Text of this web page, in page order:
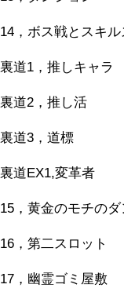
14，ボス戦とスキル
裏道1，推しキャラ
裏道2，推し活
裏道3，道標
裏道EX1,変革者
15，黄金のモチの
16，第二スロット
17，幽霊ゴミ屋敷